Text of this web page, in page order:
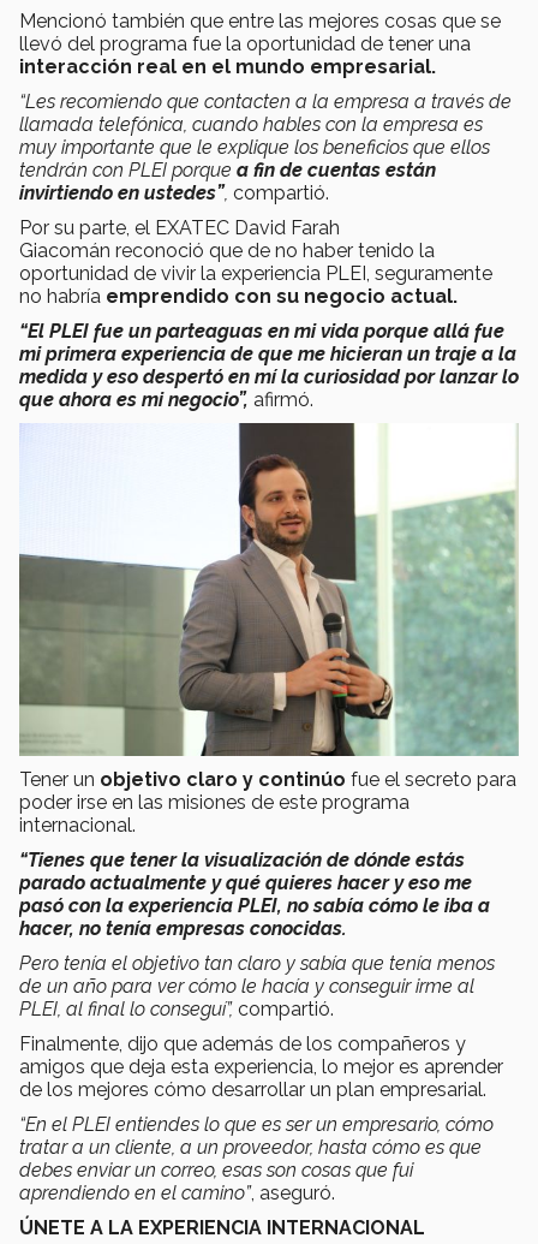
Mencionó también que entre las mejores cosas que se
llevó del programa fue la oportunidad de tener una
interacción real en el mundo empresarial.
“Les recomiendo que contacten a la empresa a través de
llamada telefónica, cuando hables con la empresa es
muy importante que le explique los beneficios que ellos
tendrán con PLEI porque a fin de cuentas están
invirtiendo en ustedes”, compartió.
Por su parte, el EXATEC David Farah
Giacomán reconoció que de no haber tenido la
oportunidad de vivir la experiencia PLEI, seguramente
no habría emprendido con su negocio actual.
“El PLEI fue un parteaguas en mi vida porque allá fue
mi primera experiencia de que me hicieran un traje a la
medida y eso despertó en mí la curiosidad por lanzar lo
que ahora es mi negocio”, afirmó.
Tener un objetivo claro y continúo fue el secreto para
poder irse en las misiones de este programa
internacional.
“Tienes que tener la visualización de dónde estás
parado actualmente y qué quieres hacer y eso me
pasó con la experiencia PLEI, no sabía cómo le iba a
hacer, no tenía empresas conocidas.
Pero tenía el objetivo tan claro y sabía que tenía menos
de un año para ver cómo le hacía y conseguir irme al
PLEI, al final lo conseguí”, compartió.
Finalmente, dijo que además de los compañeros y
amigos que deja esta experiencia, lo mejor es aprender
de los mejores cómo desarrollar un plan empresarial.
“En el PLEI entiendes lo que es ser un empresario, cómo
tratar a un cliente, a un proveedor, hasta cómo es que
debes enviar un correo, esas son cosas que fui
aprendiendo en el camino”, aseguró.
ÚNETE A LA EXPERIENCIA INTERNACIONAL